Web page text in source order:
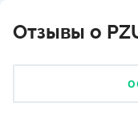
Отзывы о